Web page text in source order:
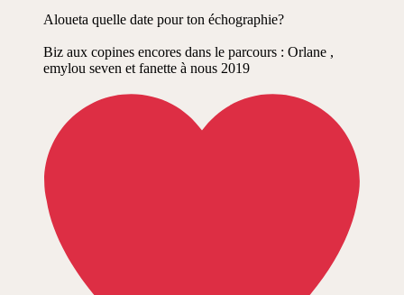
Aloueta quelle date pour ton échographie?
Biz aux copines encores dans le parcours : Orlane ,
emylou seven et fanette à nous 2019